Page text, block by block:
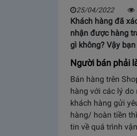
25/04/2022
Khách hàng đã
nhận được hàng
gì không? Vậy
Người bán phải
Bán hàng trên
hàng với các lý
khách hàng gửi
hàng/ hoàn tiền
tin về quá trình